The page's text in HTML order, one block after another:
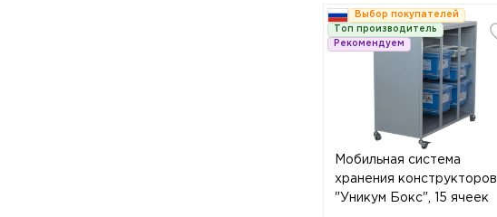
Выбор покупателей
Топ производитель
Рекомендуем
Мобильная система
хранения конструкторов
"Уникум Бокс", 15 ячеек